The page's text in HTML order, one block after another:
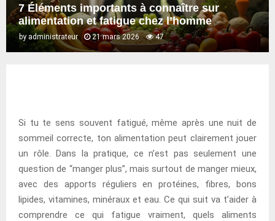
7 Éléments importants à connaître sur
alimentation et fatigue chez l’homme
by administrateur 21 mars 2026 47
Si tu te sens souvent fatigué, même après une nuit de
sommeil correcte, ton alimentation peut clairement jouer
un rôle. Dans la pratique, ce n’est pas seulement une
question de “manger plus”, mais surtout de manger mieux,
avec des apports réguliers en protéines, fibres, bons
lipides, vitamines, minéraux et eau. Ce qui suit va t’aider à
comprendre ce qui fatigue vraiment, quels aliments